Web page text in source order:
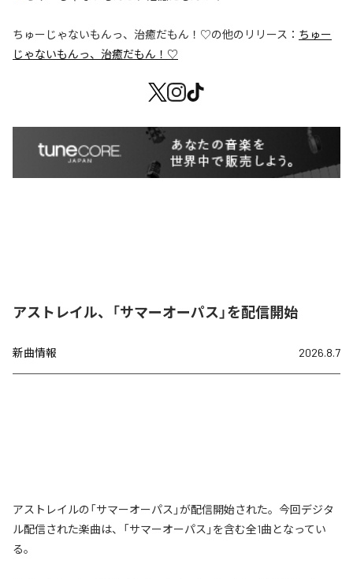
ちゅーじゃないもんっ、治癒だもん！♡の他のリリース： ちゅー
じゃないもんっ、治癒だもん！♡
アストレイル、「サマーオーパス」を配信開始
新曲情報 2026.8.7
アストレイルの「サマーオーパス」が配信開始された。今回デジタ
ル配信された楽曲は、「サマーオーパス」を含む全1曲となってい
る。